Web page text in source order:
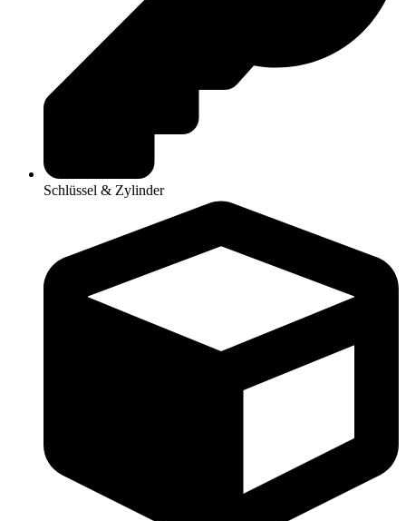
Schlüssel & Zylinder